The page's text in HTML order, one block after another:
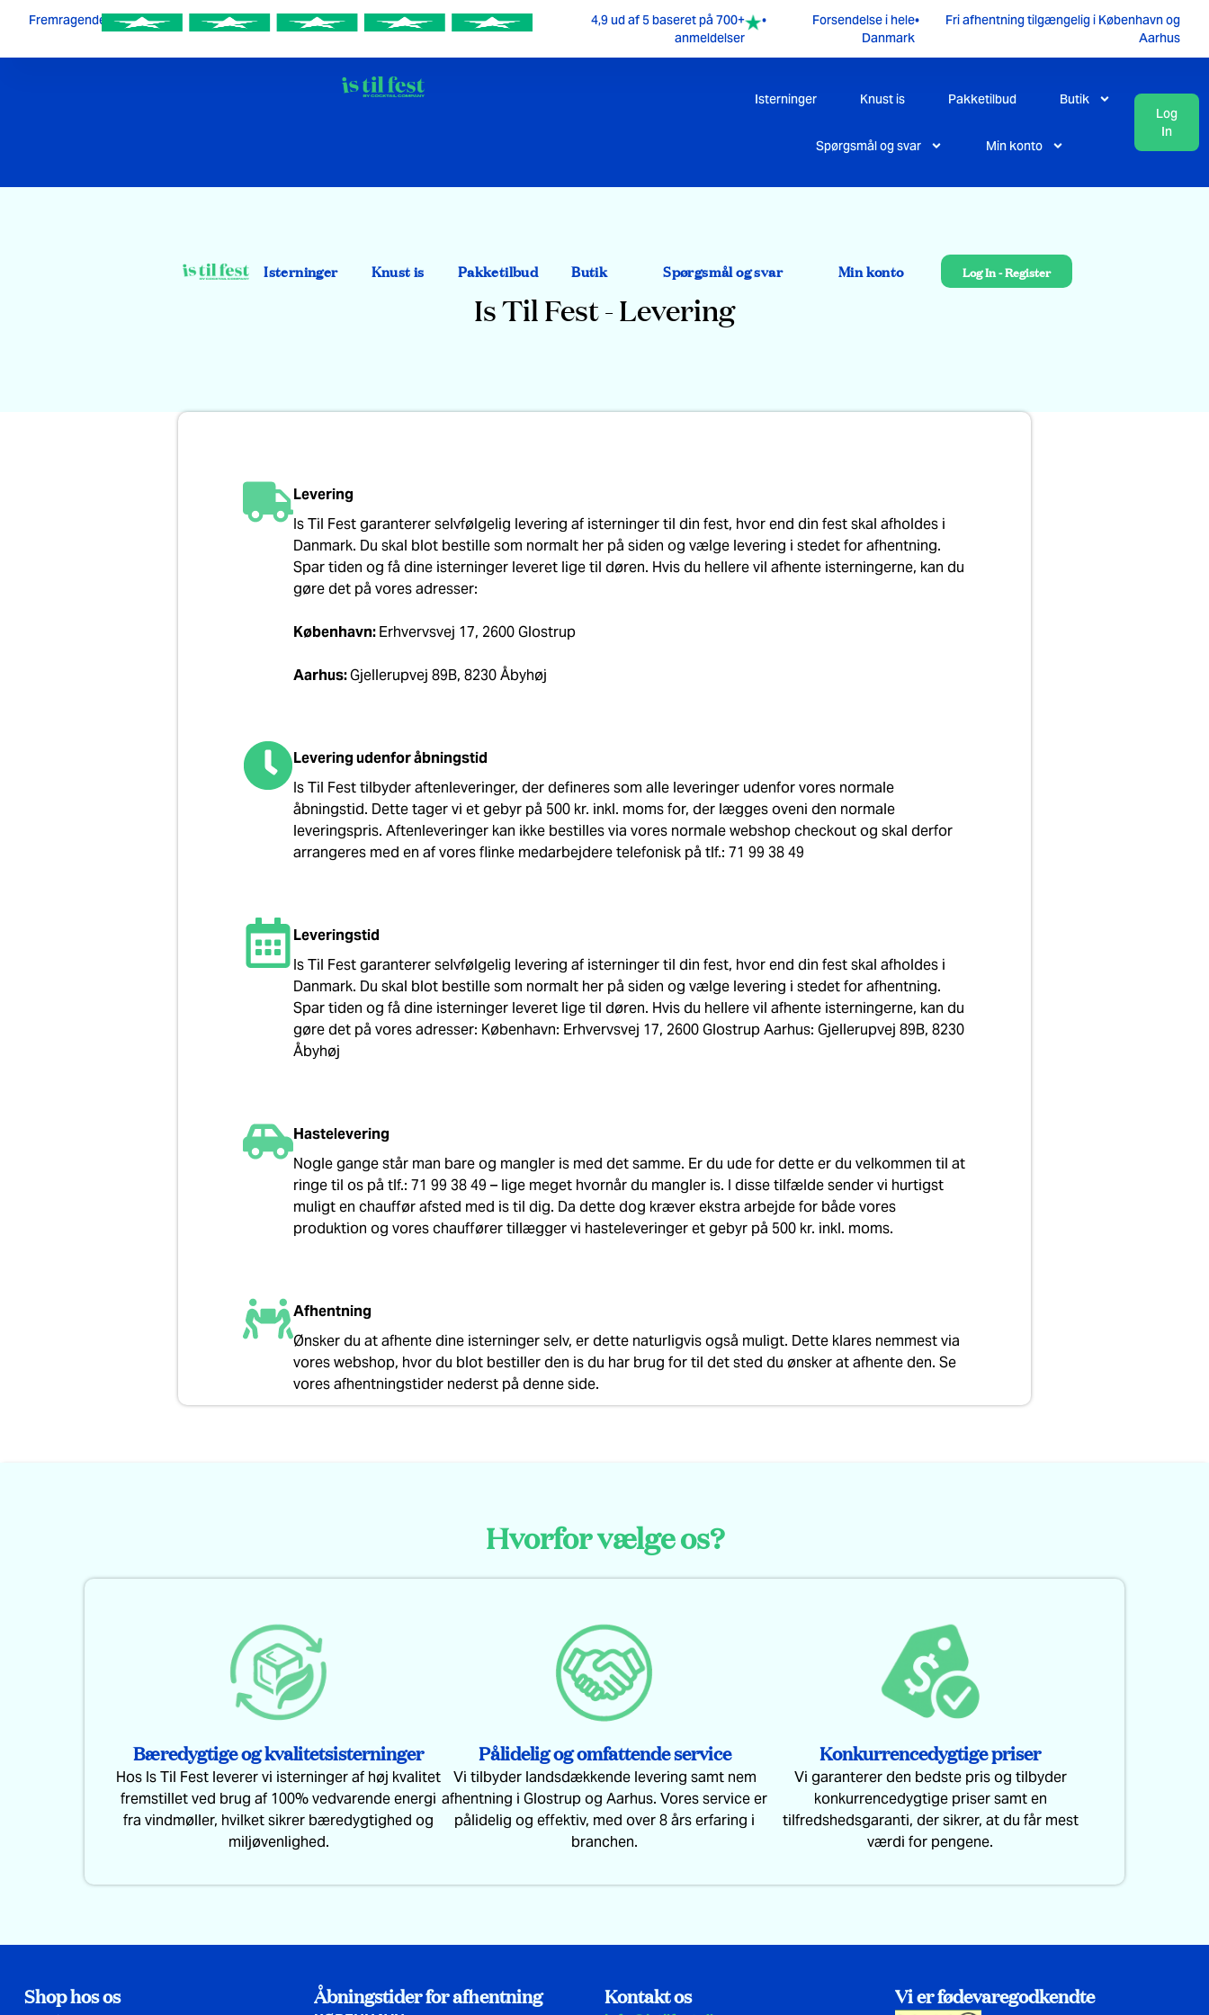
Fremragende
4,9 ud af 5 baseret på 700+
anmeldelser
•
Forsendelse i hele
Danmark
•
Fri afhentning tilgængelig i København og
Aarhus
Isterninger Knust is Pakketilbud Butik
Spørgsmål og svar Min konto
Log
In
Isterninger Knust is Pakketilbud Butik Spørgsmål og svar Min konto Log In - Register
Is Til Fest - Levering
Levering
Is Til Fest garanterer selvfølgelig levering af isterninger til din fest, hvor end din fest skal afholdes i
Danmark. Du skal blot bestille som normalt her på siden og vælge levering i stedet for afhentning.
Spar tiden og få dine isterninger leveret lige til døren. Hvis du hellere vil afhente isterningerne, kan du
gøre det på vores adresser:
København:Erhvervsvej 17, 2600 Glostrup
Aarhus:Gjellerupvej 89B, 8230 Åbyhøj
Levering udenfor åbningstid
Is Til Fest tilbyder aftenleveringer, der defineres som alle leveringer udenfor vores normale
åbningstid. Dette tager vi et gebyr på 500 kr. inkl. moms for, der lægges oveni den normale
leveringspris. Aftenleveringer kan ikke bestilles via vores normale webshop checkout og skal derfor
arrangeres med en af vores flinke medarbejdere telefonisk på tlf.: 71 99 38 49
Leveringstid
Is Til Fest garanterer selvfølgelig levering af isterninger til din fest, hvor end din fest skal afholdes i
Danmark. Du skal blot bestille som normalt her på siden og vælge levering i stedet for afhentning.
Spar tiden og få dine isterninger leveret lige til døren. Hvis du hellere vil afhente isterningerne, kan du
gøre det på vores adresser: København: Erhvervsvej 17, 2600 Glostrup Aarhus: Gjellerupvej 89B, 8230
Åbyhøj
Hastelevering
Nogle gange står man bare og mangler is med det samme. Er du ude for dette er du velkommen til at
ringe til os på tlf.: 71 99 38 49 – lige meget hvornår du mangler is. I disse tilfælde sender vi hurtigst
muligt en chauffør afsted med is til dig. Da dette dog kræver ekstra arbejde for både vores
produktion og vores chauffører tillægger vi hasteleveringer et gebyr på 500 kr. inkl. moms.
Afhentning
Ønsker du at afhente dine isterninger selv, er dette naturligvis også muligt. Dette klares nemmest via
vores webshop, hvor du blot bestiller den is du har brug for til det sted du ønsker at afhente den. Se
vores afhentningstider nederst på denne side.
Hvorfor vælge os?
Bæredygtige og kvalitetsisterninger
Hos Is Til Fest leverer vi isterninger af høj kvalitet
fremstillet ved brug af 100% vedvarende energi
fra vindmøller, hvilket sikrer bæredygtighed og
miljøvenlighed.
Pålidelig og omfattende service
Vi tilbyder landsdækkende levering samt nem
afhentning i Glostrup og Aarhus. Vores service er
pålidelig og effektiv, med over 8 års erfaring i
branchen.
Konkurrencedygtige priser
Vi garanterer den bedste pris og tilbyder
konkurrencedygtige priser samt en
tilfredshedsgaranti, der sikrer, at du får mest
værdi for pengene.
Shop hos os Åbningstider for afhentning Kontakt os Vi er fødevaregodkendte